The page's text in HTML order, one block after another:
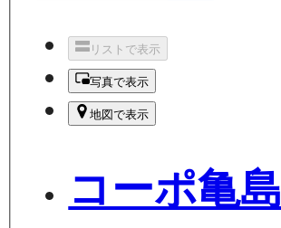
リストで表示
写真で表示
地図で表示
コーポ亀島